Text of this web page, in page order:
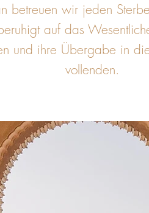
betreuen wir jeden
auf das
und ihre Übergabe in
vollenden.